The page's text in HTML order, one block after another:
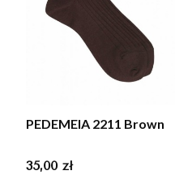
PEDEMEIA 2211 Brown
Cena
35,00 zł